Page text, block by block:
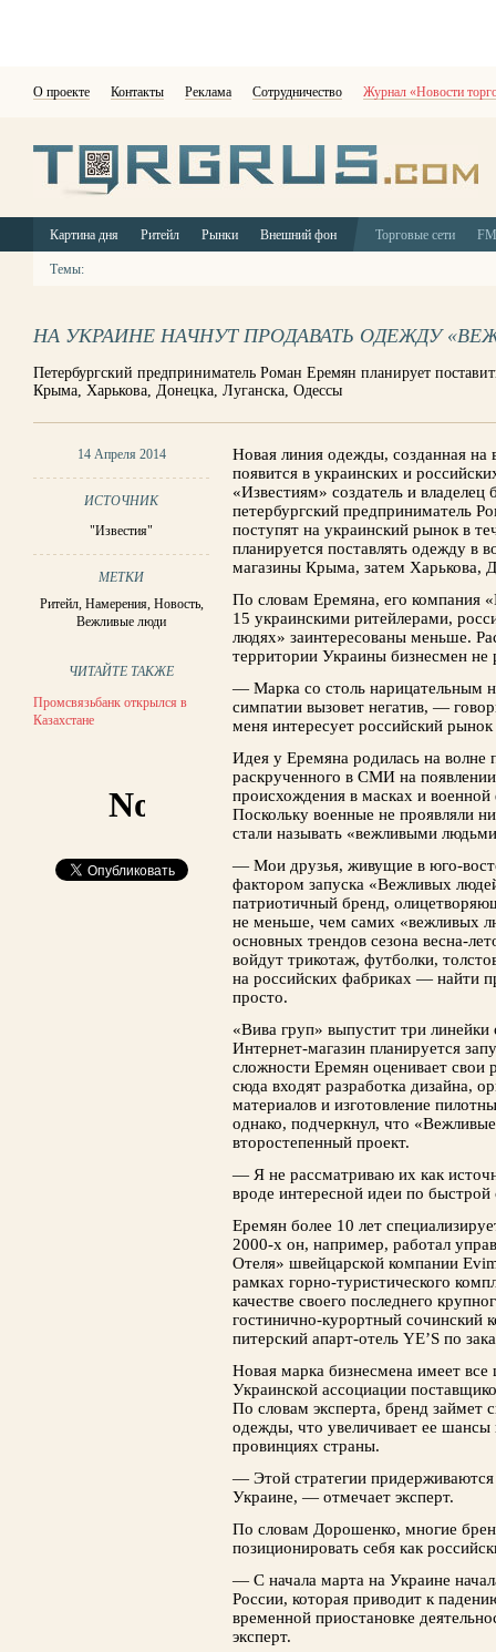
О проекте Контакты Реклама Сотрудничество Журнал «Новости
Картина дня Ритейл Рынки Внешний фон Торговые сети
Темы:
НА УКРАИНЕ НАЧНУТ ПРОДАВАТЬ ОДЕЖДУ
Петербургский предприниматель Роман Еремян планирует
Крыма, Харькова, Донецка, Луганска, Одессы
14 Апреля 2014
ИСТОЧНИК
"Известия"
МЕТКИ
Ритейл, Намерения, Новость,
Вежливые люди
ЧИТАЙТЕ ТАКЖЕ
Промсвязьбанк открылся в
Казахстане
Новая линия одежды, созданная
появится в украинских и
«Известиям» создатель и
петербургский предприниматель
поступят на украинский рынок в
планируется поставлять одежду в
магазины Крыма, затем Харькова,
По словам Еремяна, его компания
15 украинскими ритейлерами,
людях» заинтересованы меньше.
территории Украины бизнесмен не
— Марка со столь нарицательным
симпатии вызовет негатив, —
меня интересует российский
Идея у Еремяна родилась на волне
раскрученного в СМИ на
происхождения в масках и
Поскольку военные не проявляли
стали называть «вежливыми
— Мои друзья, живущие в юго-
фактором запуска «Вежливых
патриотичный бренд,
не меньше, чем самих «вежливых
основных трендов сезона весна-
войдут трикотаж, футболки,
на российских фабриках — найти
просто.
«Вива груп» выпустит три
Интернет-магазин планируется
сложности Еремян оценивает
сюда входят разработка дизайна,
материалов и изготовление
однако, подчеркнул, что
второстепенный проект.
— Я не рассматриваю их как
вроде интересной идеи по
Еремян более 10 лет
2000-х он, например, работал
Отеля» швейцарской компании
рамках горно-туристического
качестве своего последнего
гостинично-курортный сочинский
питерский апарт-отель YE’S по
Новая марка бизнесмена имеет
Украинской ассоциации
По словам эксперта, бренд
одежды, что увеличивает ее шансы
провинциях страны.
— Этой стратегии
Украине, — отмечает эксперт.
По словам Дорошенко, многие
позиционировать себя как
— С начала марта на Украине
России, которая приводит к
временной приостановке
эксперт.